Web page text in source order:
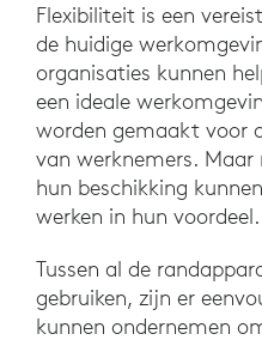
Flexibiliteit is een
de huidige
organisaties kunnen
een ideale
worden gemaakt voor
van werknemers.
hun beschikking
werken in hun voordeel.
Tussen al de
gebruiken, zijn er
kunnen ondernemen